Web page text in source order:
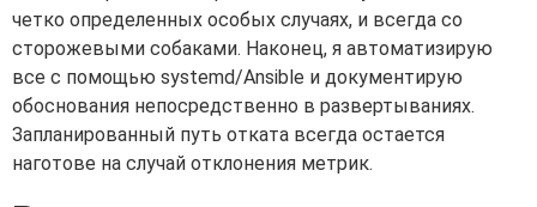
четко определенных особых случаях, и всегда со
сторожевыми собаками. Наконец, я автоматизирую
все с помощью systemd/Ansible и документирую
обоснования непосредственно в развертываниях.
Запланированный путь отката всегда остается
наготове на случай отклонения метрик.